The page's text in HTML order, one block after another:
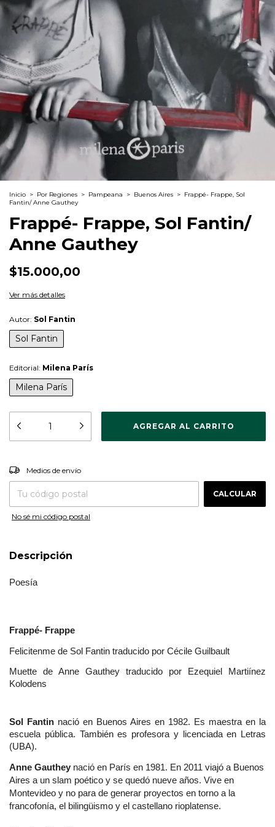
Inicio > Por Regiones > Pampeana > Buenos Aires > Frappé- Frappe, Sol
Fantin/ Anne Gauthey
Frappé- Frappe, Sol Fantin/
Anne Gauthey
$15.000,00
Ver más detalles
Autor: Sol Fantin
Sol Fantin
Editorial: Milena París
Milena París
Entregas para el CP:
Medios de envío
CALCULAR
No sé mi código postal
Descripción
Poesía
Frappé- Frappe
Felicitenme de Sol Fantin traducido por Cécile Guilbault
Muette de Anne Gauthey traducido por Ezequiel Martiínez
Kolodens
Sol Fantin nació en Buenos Aires en 1982. Es maestra en la
escuela pública. También es profesora y licenciada en Letras
(UBA).
Anne Gauthey nació en París en 1981. En 2011 viajó a Buenos
Aires a un slam poético y se quedó nueve años. Vive en
Montevideo y no para de generar proyectos en torno a la
francofonía, el bilingüismo y el castellano rioplatense.